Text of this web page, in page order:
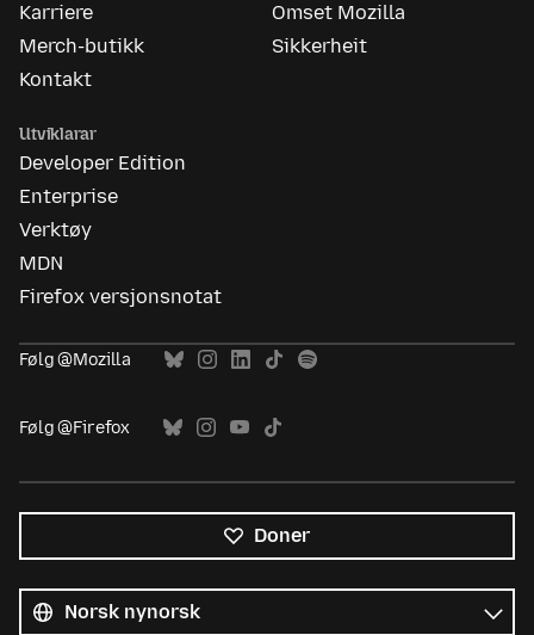
Karriere
Merch-butikk
Kontakt
Omset Mozilla
Sikkerheit
Utviklarar
Developer Edition
Enterprise
Verktøy
MDN
Firefox versjonsnotat
Følg @Mozilla
Følg @Firefox
Doner
språk
Språk